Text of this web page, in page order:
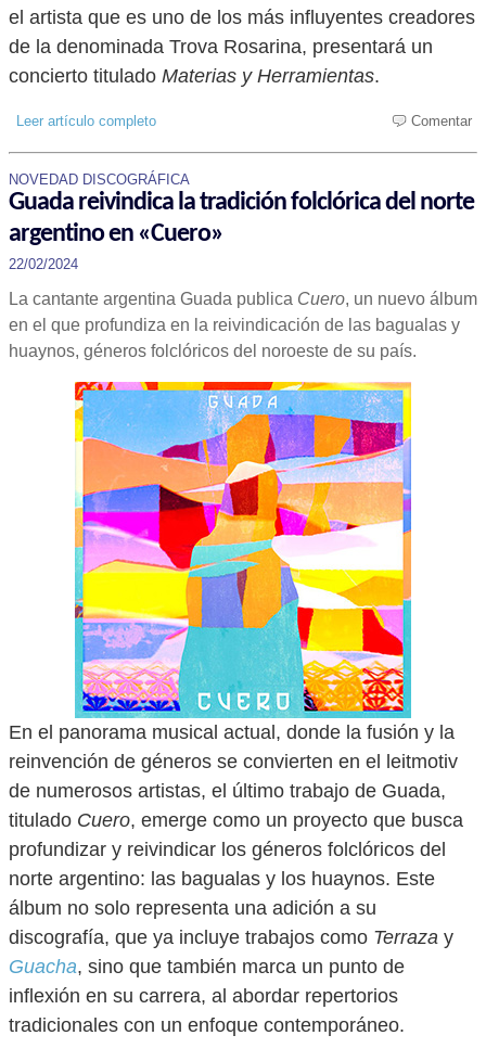
el artista que es uno de los más influyentes creadores
de la denominada Trova Rosarina, presentará un
concierto titulado Materias y Herramientas.
Leer artículo completo Comentar
NOVEDAD DISCOGRÁFICA
Guada reivindica la tradición folclórica del norte
argentino en «Cuero»
22/02/2024
La cantante argentina Guada publica Cuero, un nuevo álbum
en el que profundiza en la reivindicación de las bagualas y
huaynos, géneros folclóricos del noroeste de su país.
En el panorama musical actual, donde la fusión y la
reinvención de géneros se convierten en el leitmotiv
de numerosos artistas, el último trabajo de Guada,
titulado Cuero, emerge como un proyecto que busca
profundizar y reivindicar los géneros folclóricos del
norte argentino: las bagualas y los huaynos. Este
álbum no solo representa una adición a su
discografía, que ya incluye trabajos como Terraza y
Guacha, sino que también marca un punto de
inflexión en su carrera, al abordar repertorios
tradicionales con un enfoque contemporáneo.